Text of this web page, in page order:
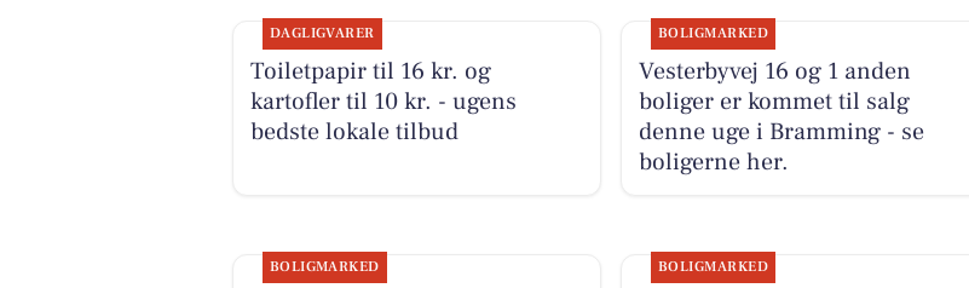
DAGLIGVARER
Toiletpapir til 16 kr. og
kartofler til 10 kr. - ugens
bedste lokale tilbud
BOLIGMARKED
Vesterbyvej 16 og 1 anden
boliger er kommet til salg
denne uge i Bramming - se
boligerne her.
BOLIGMARKED BOLIGMARKED